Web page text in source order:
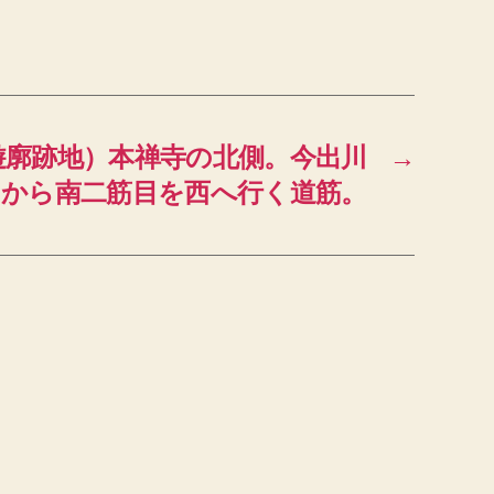
→
跡地）本禅寺の北側。今出川
から南二筋目を西へ行く道筋。